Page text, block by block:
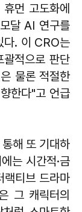
먼 고도화에
달 AI 연구를
다. 이 CRO는
적으로 판단
물론 적절한
한다"고 언급
해 또 기대하
는 시간적·금
티브 드라마
그 캐릭터의